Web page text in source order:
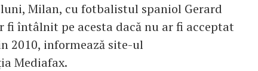
Milan, cu fotbalistul spaniol Gerard
fi întâlnit pe acesta dacă nu ar fi acceptat
2010, informează site-ul
Mediafax.